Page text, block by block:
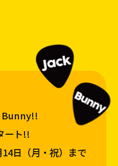
Bunny!!
ート!!
日（月・祝）まで